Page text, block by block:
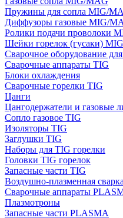
Пружины для сопла MIG/
Диффузоры газовые MIG/
Ролики подачи проволоки
Шейки горелок (гусаки)
Сварочное оборудование
Сварочные аппараты TIG
Блоки охлаждения
Сварочные горелки TIG
Цанги
Цангодержатели и газовые
Сопло газовое TIG
Изоляторы TIG
Заглушки TIG
Наборы для TIG горелки
Головки TIG горелок
Запасные части TIG
Воздушно-плазменная
Сварочные аппараты
Плазмотроны
Запасные части PLASMA